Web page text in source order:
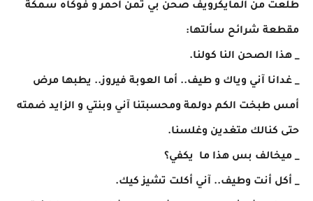
طلعت من المايكرويف صحن بي تمن أحمر و فوكاه سمكة
مقطعة شرائح سألتها:
_ هذا الصحن النا كولنا.
_ غدانا آني وياك و طيف.. أما العوبة فيروز.. يطبها مرض
أمس طبخت الكم دولمة ومحسبتنا آني وبنتي و الزايد ضمته
حتى كنالك متغدين وغلسنا.
_ ميخالف بس هذا ما يكفي؟
_ أكل أنت وطيف.. آني أكلت تشيز كيك.